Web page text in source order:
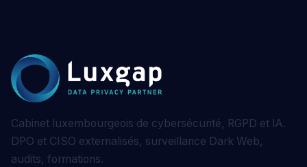
Cabinet luxembourgeois de cybersécurité, RGPD et IA.
DPO et CISO externalisés, surveillance Dark Web,
audits, formations.